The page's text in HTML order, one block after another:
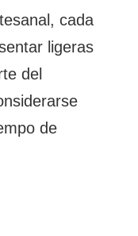
cada
ligeras
del
de